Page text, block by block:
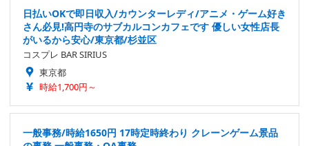
日払いOKで即日収入/カウンターレディ/アニメ・ゲーム好き
さん必見!高円寺のサブカルコンカフェです 優しい女性店長
がいるから安心/東京都/杉並区
コスプレ BAR SIRIUS
東京都
時給1,700円～
一般事務/時給1650円 17時定時終わり クレーンゲーム景品